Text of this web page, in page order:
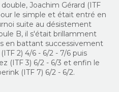
Joachim Gérard (ITF
le simple et était entré en
suite au désistement
B, il s'était brillamment
en battant successivement
2) 4/6 - 6/2 - 7/6 puis
(ITF 3) 6/2 - 6/3 et enfin le
(ITF 7) 6/2 - 6/2.